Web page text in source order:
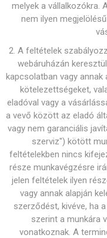
melyek a vállalkozókra.
nem ilyen
2. A feltételek
webáruházán
kapcsolatban vagy
kötelezettségeket,
eladóval vagy a
a vevő között az eladó
vagy nem garanciális
szerviz") kötött
feltételekben nincs
része munkavégzésre
jelen feltételek ilyen
vagy annak alapján
szerződést, kivéve, ha
szerint a munkára
vonatkoznak. A